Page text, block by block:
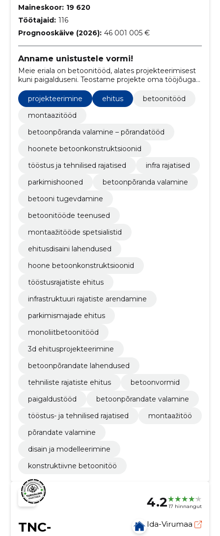
Maineskoor: 19 620
Töötajaid: 116
Prognooskäive (2026): 46 001 005 €
Anname unistustele vormi!
Meie eriala on betoonitööd, alates projekteerimisest
kuni paigalduseni. Teostame projekte oma tööjõuga
tuginedes aastatepikkusele erialasele kompetentsile
ning kogemusele.
projekteerimine ehitus
betoonitööd
montaazitööd
betoonpõranda valamine – põrandatööd
hoonete betoonkonstruktsioonid
tööstus ja tehnilised rajatised
infra rajatised
parkimishooned
betoonpõranda valamine
betooni tugevdamine
betoonitööde teenused
montaažitööde spetsialistid
ehitusdisaini lahendused
hoone betoonkonstruktsioonid
tööstusrajatiste ehitus
infrastruktuuri rajatiste arendamine
parkimismajade ehitus
monoliitbetoonitööd
3d ehitusprojekteerimine
betoonpõrandate lahendused
tehniliste rajatiste ehitus
betoonvormid
paigaldustööd
betoonpõrandate valamine
tööstus- ja tehnilised rajatised
montaažitöö
põrandate valamine
disain ja modelleerimine
konstruktiivne betoonitöö
4.2 17 hinnangut
TNC-
Ida-Virumaa